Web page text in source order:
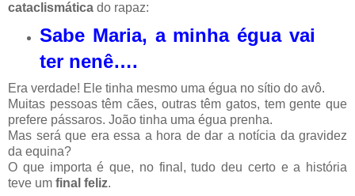
cataclismática do rapaz:
Sabe Maria, a minha égua vai
ter nenê….
Era verdade! Ele tinha mesmo uma égua no sítio do avô.
Muitas pessoas têm cães, outras têm gatos, tem gente que
prefere pássaros. João tinha uma égua prenha.
Mas será que era essa a hora de dar a notícia da gravidez
da equina?
O que importa é que, no final, tudo deu certo e a história
teve um final feliz.